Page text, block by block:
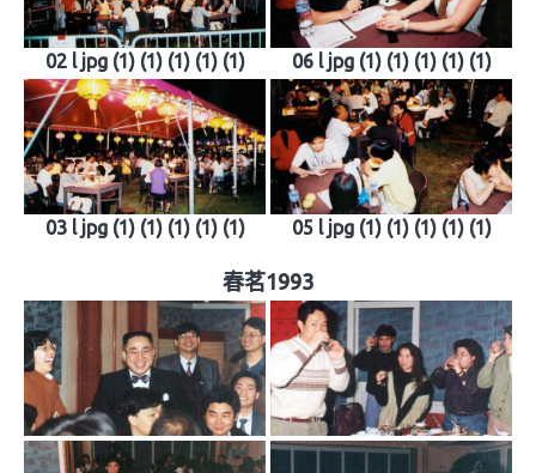
02 l jpg (1) (1) (1) (1) (1) 06 l jpg (1) (1) (1) (1) (1)
03 l jpg (1) (1) (1) (1) (1) 05 l jpg (1) (1) (1) (1) (1)
春茗1993